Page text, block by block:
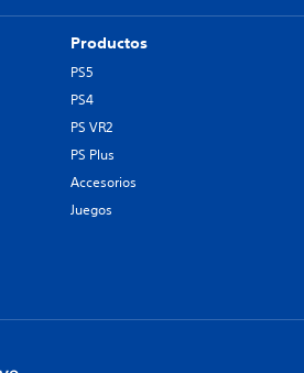
Productos
PS5
PS4
PS VR2
PS Plus
Accesorios
Juegos